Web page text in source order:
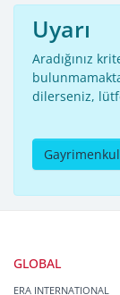
Uyarı
Aradığınız
dilerseniz,
GLOBAL
ERA INTERNATIONAL